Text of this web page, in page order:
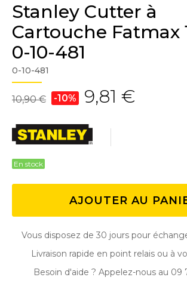
Stanley Cutter à
Cartouche Fatmax
0-10-481
0-10-481
10,90 € -10% 9,81 €
En stock
AJOUTER AU
Vous disposez de 30 jours pour
Livraison rapide en point relais ou à
Besoin d'aide ? Appelez-nous au 09